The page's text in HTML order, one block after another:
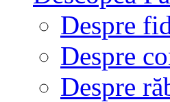
Despre
Despre
Despre